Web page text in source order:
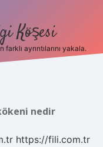
Köşesi
farklı ayrıntılarını yakala.
nedir
https://fili.com.tr